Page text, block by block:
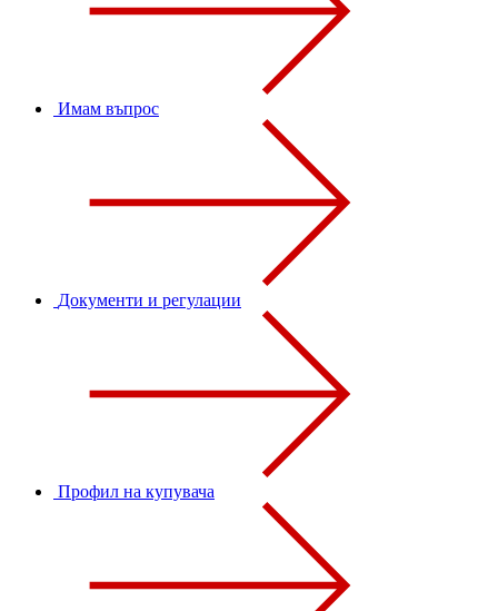
Имам въпрос
Документи и регулации
Профил на купувача